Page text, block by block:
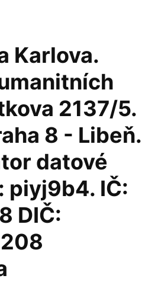
Karlova.
2137/5.
8 - Libeň.
datové
piyj9b4. IČ:
DIČ: